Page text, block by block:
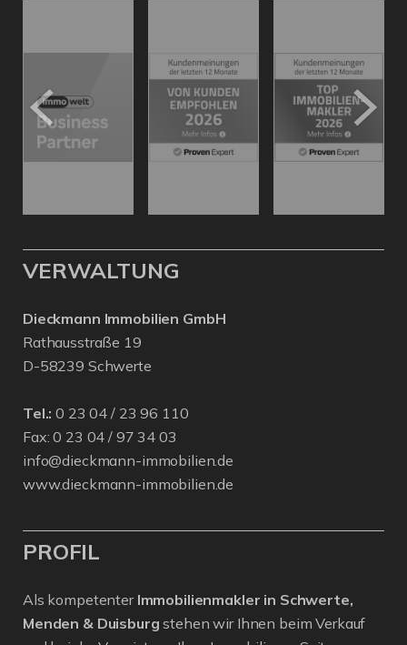
VERWALTUNG
Dieckmann Immobilien GmbH
Rathausstraße 19
D-58239 Schwerte
Tel.: 0 23 04 / 23 96 110
Fax: 0 23 04 / 97 34 03
info@dieckmann-immobilien.de
www.dieckmann-immobilien.de
PROFIL
Als kompetenter Immobilienmakler in Schwerte,
Menden & Duisburg stehen wir Ihnen beim Verkauf